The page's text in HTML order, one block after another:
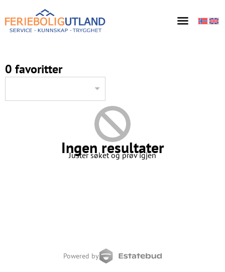
0 favoritter
Ingen resultater
Juster søket og prøv igjen
Powered by